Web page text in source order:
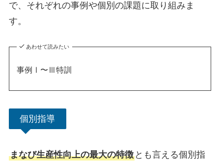
で、それぞれの事例や個別の課題に取り組みま
す。
あわせて読みたい
事例Ⅰ〜Ⅲ特訓
個別指導
まなび生産性向上の最大の特徴とも言える個別指